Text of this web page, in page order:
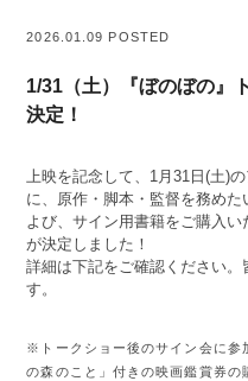
2026.01.09 POSTED
1/31（土）『ぼのぼの
決定！
上映を記念して、1月31日(土)
に、原作・脚本・監督を務め
よび、サイン用書籍をご購入
が決定しました！
詳細は下記をご確認ください
す。
※トークショー後のサイン会に参
の森のこと」付きの映画鑑賞券